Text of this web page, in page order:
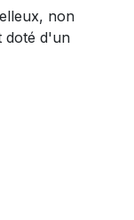
non
doté d'un